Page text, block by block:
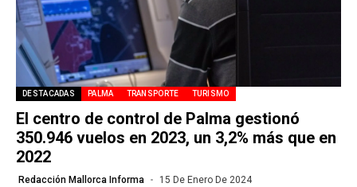
DESTACADAS PALMA TRANSPORTE TURISMO
El centro de control de Palma gestionó
350.946 vuelos en 2023, un 3,2% más que en
2022
Redacción Mallorca Informa 15 De Enero De 2024